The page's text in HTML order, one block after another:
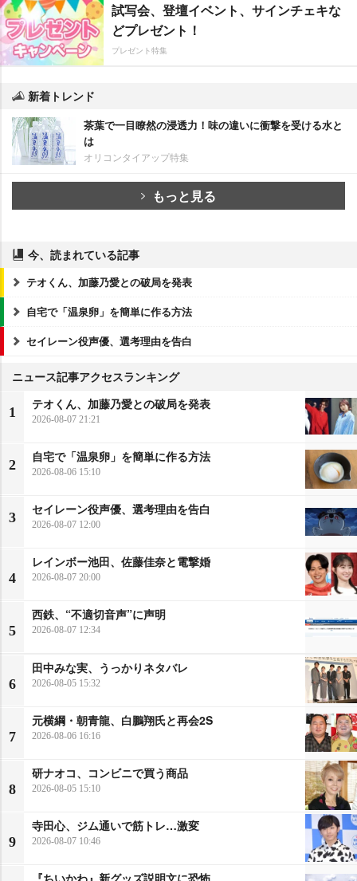
試写会、登壇イベント、サインチェキな
どプレゼント！
プレゼント特集
新着トレンド
茶葉で一目瞭然の浸透力！味の違いに衝撃を受ける水と
は
オリコンタイアップ特集
もっと見る
今、読まれている記事
テオくん、加藤乃愛との破局を発表
自宅で「温泉卵」を簡単に作る方法
セイレーン役声優、選考理由を告白
ニュース記事アクセスランキング
1
テオくん、加藤乃愛との破局を発表
2026-08-07 21:21
2
自宅で「温泉卵」を簡単に作る方法
2026-08-06 15:10
3
セイレーン役声優、選考理由を告白
2026-08-07 12:00
4
レインボー池田、佐藤佳奈と電撃婚
2026-08-07 20:00
5
西鉄、“不適切音声”に声明
2026-08-07 12:34
6
田中みな実、うっかりネタバレ
2026-08-05 15:32
7
元横綱・朝青龍、白鵬翔氏と再会2S
2026-08-06 16:16
8
研ナオコ、コンビニで買う商品
2026-08-05 15:10
9
寺田心、ジム通いで筋トレ…激変
2026-08-07 10:46